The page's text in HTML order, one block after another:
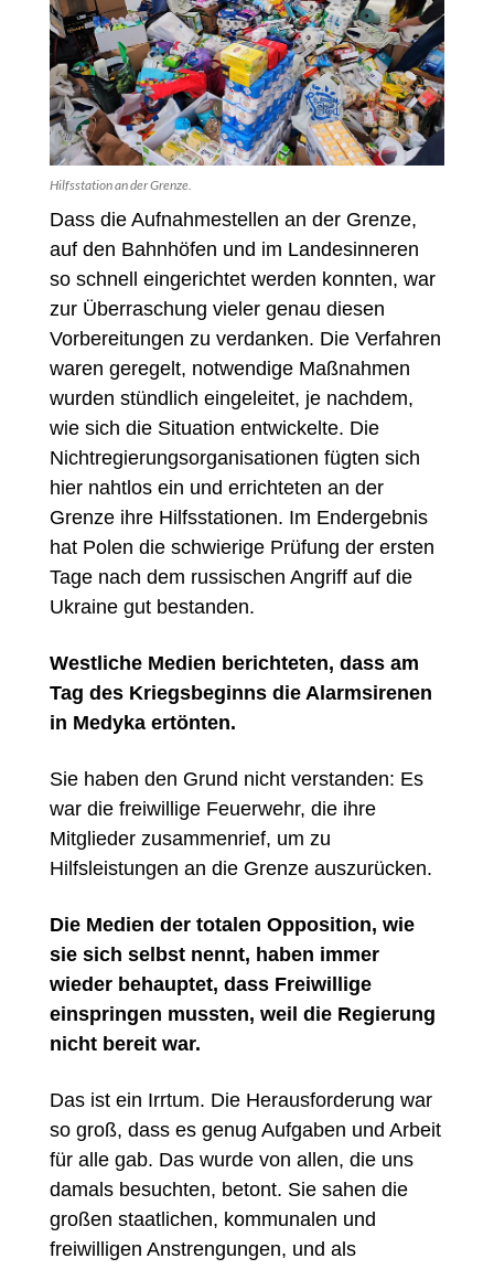
Hilfsstation an der Grenze.
Dass die Aufnahmestellen an der Grenze,
auf den Bahnhöfen und im Landesinneren
so schnell eingerichtet werden konnten, war
zur Überraschung vieler genau diesen
Vorbereitungen zu verdanken. Die Verfahren
waren geregelt, notwendige Maßnahmen
wurden stündlich eingeleitet, je nachdem,
wie sich die Situation entwickelte. Die
Nichtregierungsorganisationen fügten sich
hier nahtlos ein und errichteten an der
Grenze ihre Hilfsstationen. Im Endergebnis
hat Polen die schwierige Prüfung der ersten
Tage nach dem russischen Angriff auf die
Ukraine gut bestanden.
Westliche Medien berichteten, dass am
Tag des Kriegsbeginns die Alarmsirenen
in Medyka ertönten.
Sie haben den Grund nicht verstanden: Es
war die freiwillige Feuerwehr, die ihre
Mitglieder zusammenrief, um zu
Hilfsleistungen an die Grenze auszurücken.
Die Medien der totalen Opposition, wie
sie sich selbst nennt, haben immer
wieder behauptet, dass Freiwillige
einspringen mussten, weil die Regierung
nicht bereit war.
Das ist ein Irrtum. Die Herausforderung war
so groß, dass es genug Aufgaben und Arbeit
für alle gab. Das wurde von allen, die uns
damals besuchten, betont. Sie sahen die
großen staatlichen, kommunalen und
freiwilligen Anstrengungen, und als